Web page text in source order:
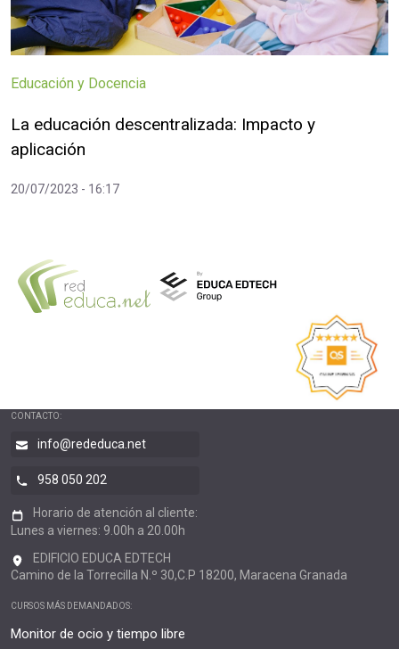
Educación y Docencia
La educación descentralizada: Impacto y
aplicación
20/07/2023 - 16:17
CONTACTO:
info@rededuca.net
958 050 202
Horario de atención al cliente:
Lunes a viernes: 9.00h a 20.00h
EDIFICIO EDUCA EDTECH
Camino de la Torrecilla N.º 30,C.P 18200, Maracena Granada
CURSOS MÁS DEMANDADOS:
Monitor de ocio y tiempo libre